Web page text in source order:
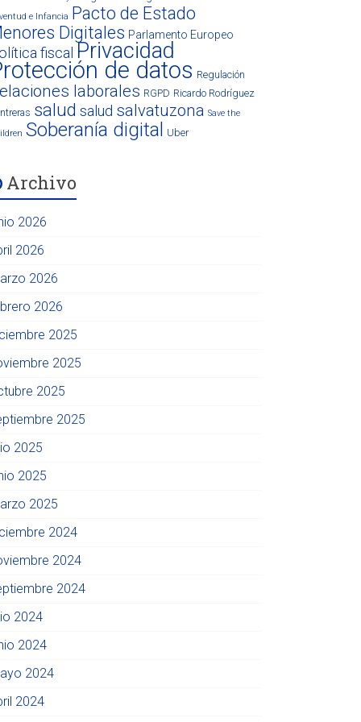
e Infancia Pacto de Estado
Digitales Parlamento Europeo
fiscal Privacidad
de datos Regulación
laborales RGPD Ricardo Rodríguez
salud salud salvatuzona Save the
Soberanía digital Uber
Archivo
2026
2026
2026
2026
2025
2025
2025
2025
2025
2025
2025
2024
2024
2024
2024
2024
2024
2024